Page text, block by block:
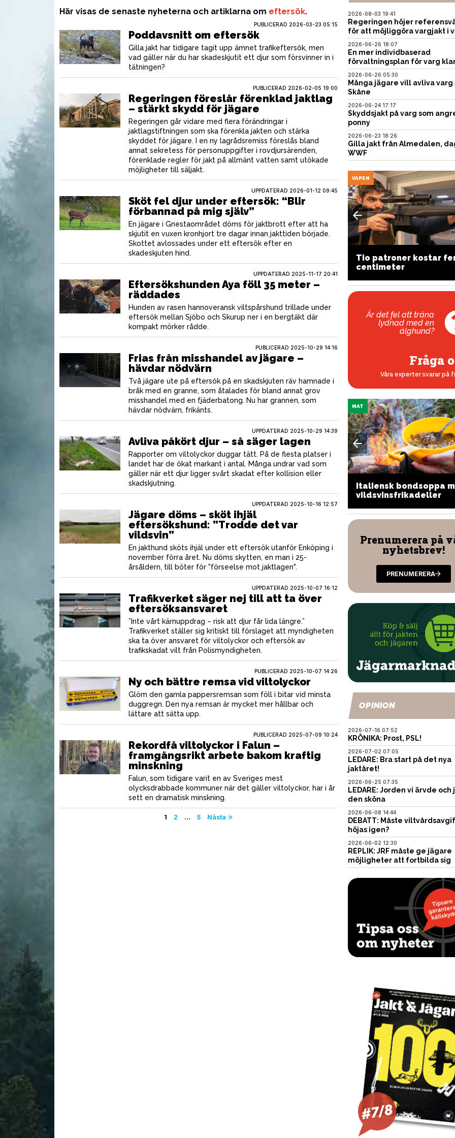
Här visas de senaste nyheterna och artiklarna om eftersök.
PUBLICERAD 2026-03-23 05:15
Poddavsnitt om eftersök
Gilla jakt har tidigare tagit upp ämnet trafikeftersök, men
vad gäller när du har skadeskjutit ett djur som försvinner in i
tätningen?
PUBLICERAD 2026-02-05 19:00
Regeringen föreslår förenklad jaktlag
– stärkt skydd för jägare
Regeringen går vidare med flera förändringar i
jaktlagstiftningen som ska förenkla jakten och stärka
skyddet för jägare. I en ny lagrådsremiss föreslås bland
annat sekretess för personuppgifter i rovdjursärenden,
förenklade regler för jakt på allmänt vatten samt utökade
möjligheter till säljakt.
UPPDATERAD 2026-01-12 09:45
Sköt fel djur under eftersök: “Blir
förbannad på mig själv”
En jägare i Gnestaområdet döms för jaktbrott efter att ha
skjutit en vuxen kronhjort tre dagar innan jakttiden började.
Skottet avlossades under ett eftersök efter en
skadeskjuten hind.
UPPDATERAD 2025-11-17 20:41
Eftersökshunden Aya föll 35 meter –
räddades
Hunden av rasen hannoveransk viltspårshund trillade under
eftersök mellan Sjöbo och Skurup ner i en bergtäkt där
kompakt mörker rådde.
PUBLICERAD 2025-10-29 14:16
Frias från misshandel av jägare –
hävdar nödvärn
Två jägare ute på eftersök på en skadskjuten räv hamnade i
bråk med en granne, som åtalades för bland annat grov
misshandel med en fjäderbatong. Nu har grannen, som
hävdar nödvärn, frikänts.
UPPDATERAD 2025-10-29 14:39
Avliva påkört djur – så säger lagen
Rapporter om viltolyckor duggar tätt. På de flesta platser i
landet har de ökat markant i antal. Många undrar vad som
gäller när ett djur ligger svårt skadat efter kollision eller
skadskjutning.
UPPDATERAD 2025-10-16 12:57
Jägare döms – sköt ihjäl
eftersökshund: ”Trodde det var
vildsvin”
En jakthund sköts ihjäl under ett eftersök utanför Enköping i
november förra året. Nu döms skytten, en man i 25-
årsåldern, till böter för "förseelse mot jaktlagen".
UPPDATERAD 2025-10-07 16:12
Trafikverket säger nej till att ta över
eftersöksansvaret
”Inte vårt kärnuppdrag – risk att djur får lida längre.”
Trafikverket ställer sig kritiskt till förslaget att myndigheten
ska ta över ansvaret för viltolyckor och eftersök av
trafikskadat vilt från Polismyndigheten.
PUBLICERAD 2025-10-07 14:26
Ny och bättre remsa vid viltolyckor
Glöm den gamla pappersremsan som föll i bitar vid minsta
duggregn. Den nya remsan är mycket mer hållbar och
lättare att sätta upp.
PUBLICERAD 2025-07-09 10:24
Rekordfå viltolyckor i Falun –
framgångsrikt arbete bakom kraftig
minskning
Falun, som tidigare varit en av Sveriges mest
olycksdrabbade kommuner när det gäller viltolyckor, har i år
sett en dramatisk minskning.
1 2 … 5 Nästa
2026-08-03 19:41
Regeringen höjer
för att möjliggöra vargjakt i
2026-06-26 18:07
En mer individbaserad
förvaltningsplan för varg
2026-06-26 05:30
Många jägare vill avliva varg
Skåne
2026-06-24 17:17
Skyddsjakt på varg som
ponny
2026-06-23 18:26
Gilla jakt från Almedalen,
WWF
Locka fram drömbocken
precision
VAPEN
Tio patroner kostar
centimeter
Är det fel att träna
lydnad med en
älghund?
Fråga
Våra experter svarar på
Smörrebröd med
MAT
Italiensk bondsoppa
vildsvinsfrikadeller
Prenumerera på
nyhetsbrev!
PRENUMERERA
OPINION
2026-07-16 07:52
KRÖNIKA: Prost, PSL!
2026-07-02 07:05
LEDARE: Bra start på det nya
jaktåret!
2026-06-25 07:35
LEDARE: Jorden vi ärvde och
den sköna
2026-06-08 14:44
DEBATT: Måste
höjas igen?
2026-06-02 12:30
REPLIK: JRF måste ge jägare
möjligheter att fortbilda sig